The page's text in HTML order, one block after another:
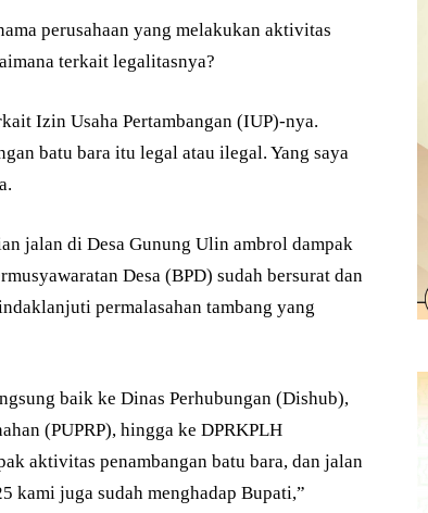
perusahaan yang melakukan aktivitas
terkait legalitasnya?
Izin Usaha Pertambangan (IUP)-nya.
batu bara itu legal atau ilegal. Yang saya
jalan di Desa Gunung Ulin ambrol dampak
Desa (BPD) sudah bersurat dan
permalasahan tambang yang
baik ke Dinas Perhubungan (Dishub),
(PUPRP), hingga ke DPRKPLH
aktivitas penambangan batu bara, dan jalan
kami juga sudah menghadap Bupati,”